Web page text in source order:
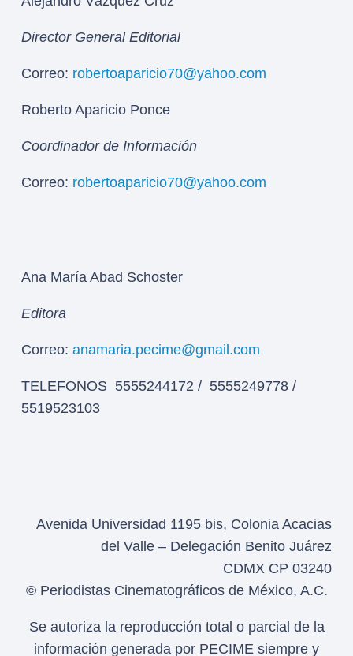
Director General Editorial
Correo: robertoaparicio70@yahoo.com
Roberto Aparicio Ponce
Coordinador de Información
Correo: robertoaparicio70@yahoo.com
Ana María Abad Schoster
Editora
Correo: anamaria.pecime@gmail.com
TELEFONOS 5555244172 / 5555249778 /
5519523103
Avenida Universidad 1195 bis, Colonia Acacias
del Valle – Delegación Benito Juárez
CDMX CP 03240
© Periodistas Cinematográficos de México, A.C.
Se autoriza la reproducción total o parcial de la
información generada por PECIME siempre y